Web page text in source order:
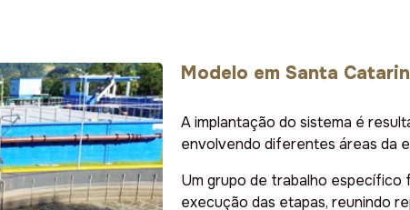
Modelo em Santa
A implantação do sistema é
envolvendo diferentes áreas da
Um grupo de trabalho específico
execução das etapas, reunindo